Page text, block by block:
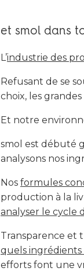
et smol dans
L’industrie des
Refusant de se
choix, les
Et notre
smol est débuté
analysons nos
Nos formules
production à la
analyser le cycle
Transparence et
quels ingrédients
efforts font une